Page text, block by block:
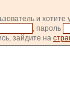
и хотите
, пароль
зайдите на